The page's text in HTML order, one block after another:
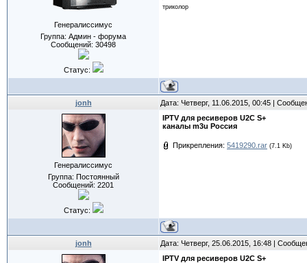
Генералиссимус
Группа: Админ - форума
Сообщений: 30498
Статус:
триколор
jonh Дата: Четверг, 11.06.2015, 00:45 |
Генералиссимус
Группа: Постоянный
Сообщений: 2201
Статус:
IPTV для ресиверов U2C S+
каналы m3u Россия
Прикрепления: 5419290.rar (7.1 Kb)
jonh
Дата: Четверг, 25.06.2015, 16:48 |
IPTV для ресиверов U2C S+